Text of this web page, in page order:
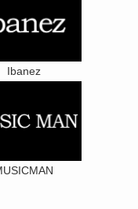
Ibanez